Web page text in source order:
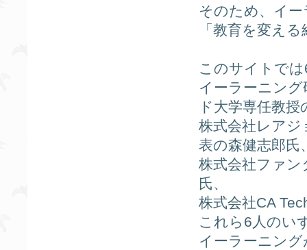
そのため、イ
「教育を変え
このサイトで
イーラーニン
ド大学専任教
株式会社レアジ
表の森健志郎氏
株式会社ファ
氏、
株式会社CA
これら6人のい
イーラーニン